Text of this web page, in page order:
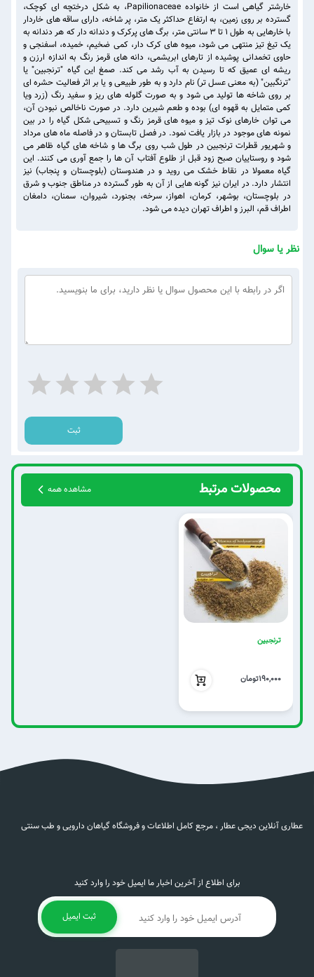
خارشتر گیاهی است از خانواده Papilionaceae، به شکل درختچه ای کوچک،
گسترده بر روی زمین، به ارتفاع حداکثر یک متر، پر شاخه، دارای ساقه های خاردار
با خارهایی به طول ۱ تا ۳ سانتی متر، برگ های پرکرک و دندانه دار که هر دندانه به
یک تیغ تیز منتهی می شود، میوه های کرک دار، کمی ضخیم، خمیده، اسفنجی و
حاوی تخمدانی پوشیده از تارهای ابریشمی، دانه های قرمز رنگ به اندازه ارزن و
ریشه ای عمیق که تا رسیدن به آب رشد می کند. صمغ این گیاه "ترنجبین" یا
"ترنگبین" (به معنی عسل تر) نام دارد و به طور طبیعی و یا بر اثر فعالیت حشره ای
بر روی شاخه ها تولید می شود و به صورت گلوله های ریز و سفید رنگ (زرد ویا
کمی متمایل به قهوه ای) بوده و طعم شیرین دارد. در صورت ناخالص نبودن آن،
می توان خارهای نوک تیز و میوه های قرمز رنگ و تسبیحی شکل گیاه را در بین
نمونه های موجود در بازار یافت نمود. در فصل تابستان و در فاصله ماه های مرداد
و شهریور قطرات ترنجبین در طول شب روی برگ ها و شاخه های گیاه ظاهر می
شود و روستاییان صبح زود قبل از طلوع آفتاب آن ها را جمع آوری می کنند. این
گیاه معمولا در نقاط خشک می روید و در هندوستان (بلوچستان و پنجاب) نیز
انتشار دارد. در ایران نیز گونه هایی از آن به طور گسترده در مناطق جنوب و شرق
در بلوچستان، بوشهر، کرمان، اهواز، سرخه، بجنورد، شیروان، سمنان، دامغان
اطراف قم، البرز و اطراف تهران دیده می شود.
نظر یا سوال
ثبت
محصولات مرتبط مشاهده همه
ترنجبین
190,000تومان
برای اطلاع از آخرین اخبار ما ایمیل خود را وارد کنید
ثبت ایمیل
عطاری آنلاین دیجی عطار ، مرجع کامل اطلاعات و فروشگاه گیاهان دارویی و طب سنتی